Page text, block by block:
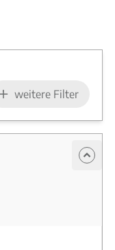
weitere Filter